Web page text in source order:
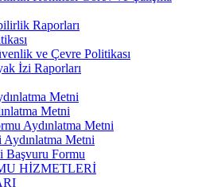
Raporları
ve Çevre Politikası
İzi Raporları
Metni
Metni
Aydınlatma Metni
Aydınlatma Metni
Başvuru Formu
HİZMETLERİ